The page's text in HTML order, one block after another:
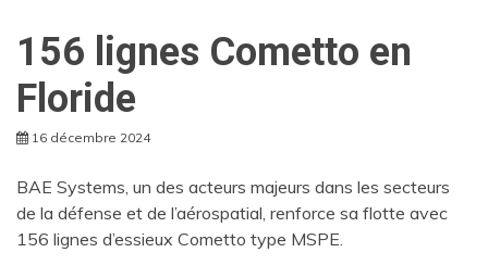
156 lignes Cometto en
Floride
16 décembre 2024
BAE Systems, un des acteurs majeurs dans les secteurs
de la défense et de l’aérospatial, renforce sa flotte avec
156 lignes d’essieux Cometto type MSPE.